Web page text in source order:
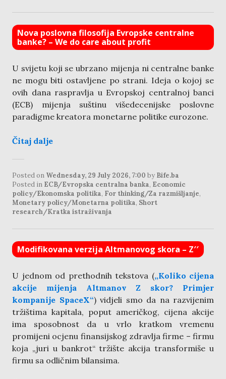
Nova poslovna filosofija Evropske centralne
banke? – We do care about profit
U svijetu koji se ubrzano mijenja ni centralne banke
ne mogu biti ostavljene po strani. Ideja o kojoj se
ovih dana raspravlja u Evropskoj centralnoj banci
(ECB) mijenja suštinu višedecenijske poslovne
paradigme kreatora monetarne politike eurozone.
Čitaj dalje
Posted on Wednesday, 29 July 2026, 7:00 by Bife.ba
Posted in ECB/Evropska centralna banka, Economic
policy/Ekonomska politika, For thinking/Za razmišljanje,
Monetary policy/Monetarna politika, Short
research/Kratka istraživanja
Modifikovana verzija Altmanovog skora – Z′′
U jednom od prethodnih tekstova („Koliko cijena
akcije mijenja Altmanov Z skor? Primjer
kompanije SpaceX“) vidjeli smo da na razvijenim
tržištima kapitala, poput američkog, cijena akcije
ima sposobnost da u vrlo kratkom vremenu
promijeni ocjenu finansijskog zdravlja firme – firmu
koja „juri u bankrot“ tržište akcija transformiše u
firmu sa odličnim bilansima.